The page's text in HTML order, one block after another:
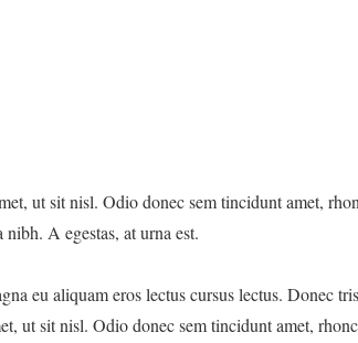
ut sit nisl. Odio donec sem tincidunt amet,
A egestas, at urna est.
eu aliquam eros lectus cursus lectus. Donec
ut sit nisl. Odio donec sem tincidunt amet,